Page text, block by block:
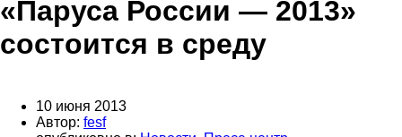
«Паруса России — 2013»
состоится в среду
10 июня 2013
Автор: fesf